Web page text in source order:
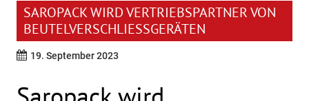
SAROPACK WIRD VERTRIEBSPARTNER VON
BEUTELVERSCHLIESSGERÄTEN
19. September 2023